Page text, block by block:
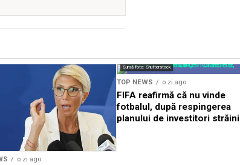
o zi ago
Sursă foto: Shutterstock
TOP NEWS o zi ago
FIFA reafirmă că nu vinde
fotbalul, după respingerea
planului de investitori străini